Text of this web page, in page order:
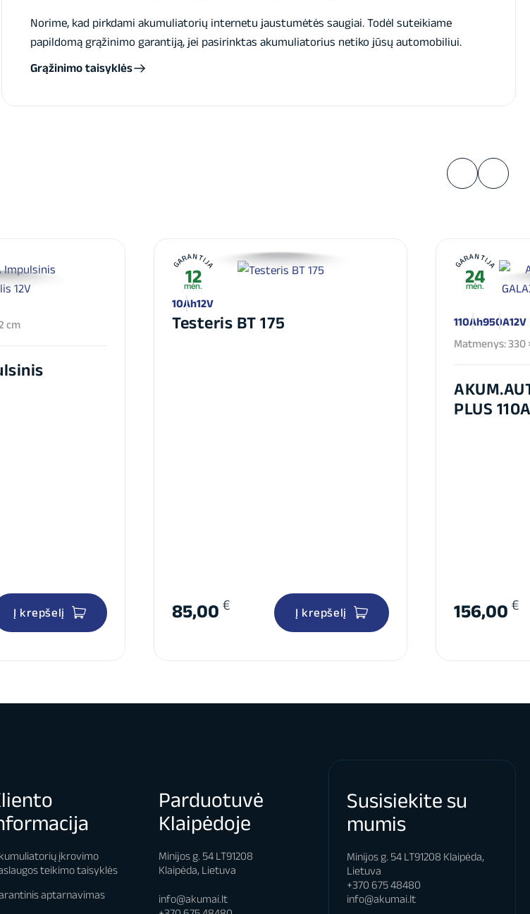
Norime, kad pirkdami akumuliatorių internetu jaustumėtės saugiai. Todėl suteikiame
papildomą grąžinimo garantiją, jei pasirinktas akumuliatorius netiko jūsų automobiliui.
Grąžinimo taisyklės
cm
Į krepšelį
GARANTIJA
12
mėn.
10Ah12V
Testeris BT 175
85,00 €
Į krepšelį
GARANTIJA
24
mėn.
110Ah950A12V
Matmenys: 330
PLUS
156,00 €
įkrovimo
teikimo taisyklės
aptarnavimas
Parduotuvė
Klaipėdoje
Minijos g. 54 LT91208
Klaipėda, Lietuva
info@akumai.lt
Susisiekite su
mumis
Minijos g. 54 LT91208 Klaipėda,
Lietuva
+370 675 48480
info@akumai.lt